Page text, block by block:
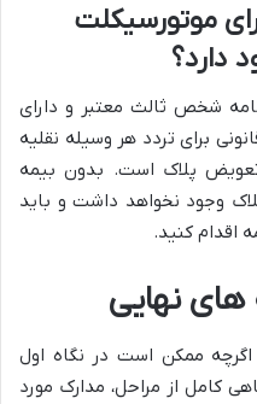
موتورسیکلت
دارد؟
شخص ثالث معتبر و دارای
برای تردد هر وسیله نقلیه
پلاک است. بدون بیمه
وجود نخواهد داشت و باید
اقدام کنید.
نهایی
ممکن است در نگاه اول
کامل از مراحل، مدارک مورد